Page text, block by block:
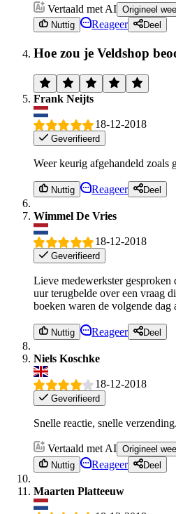
Vertaald met AI Origineel
Nuttig
Reageer Deel
Hoe zou je Veldshop
Frank Neijts
18-12-2018
Geverifieerd
Weer keurig afgehandeld zoals
Nuttig Reageer Deel
Wimmel De Vries
18-12-2018
Geverifieerd
Lieve medewerkster gesproken
uur terugbelde over een vraag
boeken waren de volgende dag
Nuttig Reageer Deel
Niels Koschke
18-12-2018
Geverifieerd
Snelle reactie, snelle
Vertaald met AI Origineel
Nuttig
Reageer Deel
Maarten Platteeuw